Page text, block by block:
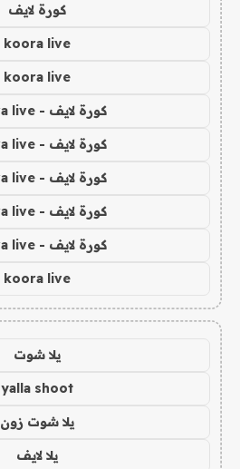
كورة لايف
koora live
koora live
كورة لايف - koora live
كورة لايف - koora live
كورة لايف - koora live
كورة لايف - koora live
كورة لايف - koora live
koora live
يلا شوت
yalla shoot
يلا شوت زون
يلا لايف